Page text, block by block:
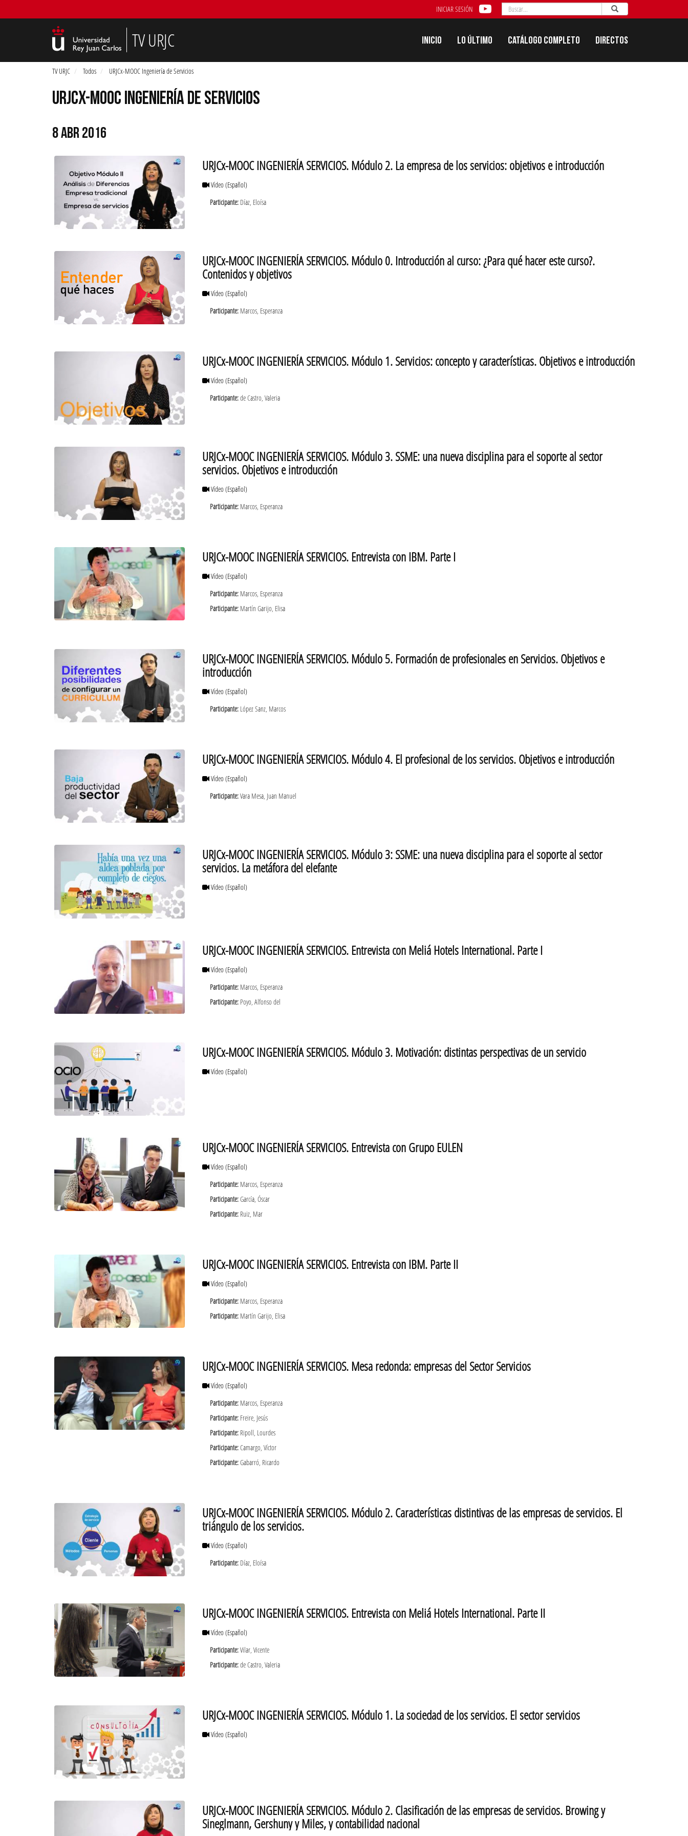
INICIAR SESIÓN Buscar
Enviar
Buscar
TV URJC Inicio Lo último Catálogo completo Directos
TV URJC Todos URJCx-MOOC Ingeniería de Servicios
URJCX-MOOC INGENIERÍA DE SERVICIOS
8 ABR 2016
URJCx-MOOC INGENIERÍA SERVICIOS. Módulo 2. La empresa de los servicios: objetivos e introducción
Vídeo(Español)
Participante:Díaz, Eloísa
URJCx-MOOC INGENIERÍA SERVICIOS. Módulo 0. Introducción al curso: ¿Para qué hacer este curso?.
Contenidos y objetivos
Vídeo(Español)
Participante:Marcos, Esperanza
URJCx-MOOC INGENIERÍA SERVICIOS. Módulo 1. Servicios: concepto y características. Objetivos e introducción
Vídeo(Español)
Participante:de Castro, Valeria
URJCx-MOOC INGENIERÍA SERVICIOS. Módulo 3. SSME: una nueva disciplina para el soporte al sector
servicios. Objetivos e introducción
Vídeo(Español)
Participante:Marcos, Esperanza
URJCx-MOOC INGENIERÍA SERVICIOS. Entrevista con IBM. Parte I
Vídeo(Español)
Participante:Marcos, Esperanza
Participante:Martín Garijo, Elisa
URJCx-MOOC INGENIERÍA SERVICIOS. Módulo 5. Formación de profesionales en Servicios. Objetivos e
introducción
Vídeo(Español)
Participante:López Sanz, Marcos
URJCx-MOOC INGENIERÍA SERVICIOS. Módulo 4. El profesional de los servicios. Objetivos e introducción
Vídeo(Español)
Participante:Vara Mesa, Juan Manuel
URJCx-MOOC INGENIERÍA SERVICIOS. Módulo 3: SSME: una nueva disciplina para el soporte al sector
servicios. La metáfora del elefante
Vídeo(Español)
URJCx-MOOC INGENIERÍA SERVICIOS. Entrevista con Meliá Hotels International. Parte I
Vídeo(Español)
Participante:Marcos, Esperanza
Participante:Poyo, Alfonso del
URJCx-MOOC INGENIERÍA SERVICIOS. Módulo 3. Motivación: distintas perspectivas de un servicio
Vídeo(Español)
URJCx-MOOC INGENIERÍA SERVICIOS. Entrevista con Grupo EULEN
Vídeo(Español)
Participante:Marcos, Esperanza
Participante:García, Óscar
Participante:Ruiz, Mar
URJCx-MOOC INGENIERÍA SERVICIOS. Entrevista con IBM. Parte II
Vídeo(Español)
Participante:Marcos, Esperanza
Participante:Martín Garijo, Elisa
URJCx-MOOC INGENIERÍA SERVICIOS. Mesa redonda: empresas del Sector Servicios
Vídeo(Español)
Participante:Marcos, Esperanza
Participante:Freire, Jesús
Participante:Ripoll, Lourdes
Participante:Camargo, Víctor
Participante:Gabarró, Ricardo
URJCx-MOOC INGENIERÍA SERVICIOS. Módulo 2. Características distintivas de las empresas de servicios. El
triángulo de los servicios.
Vídeo(Español)
Participante:Díaz, Eloísa
URJCx-MOOC INGENIERÍA SERVICIOS. Entrevista con Meliá Hotels International. Parte II
Vídeo(Español)
Participante:Vilar, Vicente
Participante:de Castro, Valeria
URJCx-MOOC INGENIERÍA SERVICIOS. Módulo 1. La sociedad de los servicios. El sector servicios
Vídeo(Español)
URJCx-MOOC INGENIERÍA SERVICIOS. Módulo 2. Clasificación de las empresas de servicios. Browing y
Sineglmann, Gershuny y Miles, y contabilidad nacional